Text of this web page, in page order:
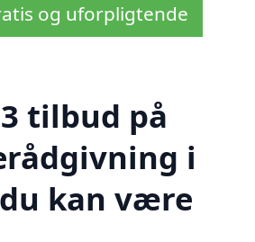
og uforpligtende
tilbud på
i
kan være